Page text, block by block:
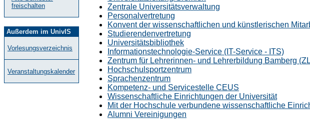
freischalten
Außerdem im UnivIS
Vorlesungsverzeichnis
Veranstaltungskalender
Zentrale Universitätsverwaltung
Personalvertretung
Konvent der wissenschaftlichen und künstlerischen
Studierendenvertretung
Universitätsbibliothek
Informationstechnologie-Service (IT-Service - ITS)
Zentrum für Lehrerinnen- und Lehrerbildung Bamberg
Hochschulsportzentrum
Sprachenzentrum
Kompetenz- und Servicestelle CEUS
Wissenschaftliche Einrichtungen der Universität
Mit der Hochschule verbundene wissenschaftliche
Alumni Vereinigungen